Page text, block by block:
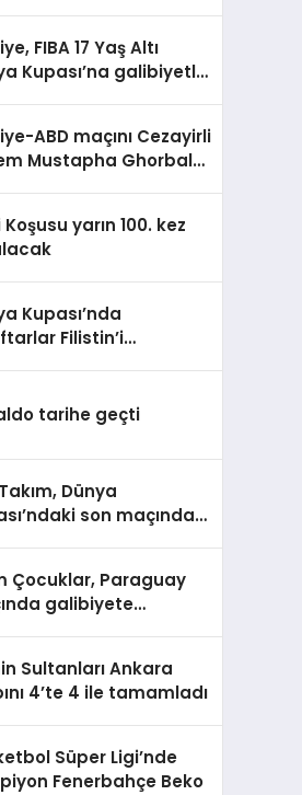
FIBA 17 Yaş Altı
Kupası’na galibiyetle
ABD maçını Cezayirli
Mustapha Ghorbal
yarın 100. kez
Kupası’nda
Filistin’i
tarihe geçti
Dünya
son maçında
Çocuklar, Paraguay
galibiyete
Sultanları Ankara
4’te 4 ile tamamladı
Süper Ligi’nde
Fenerbahçe Beko